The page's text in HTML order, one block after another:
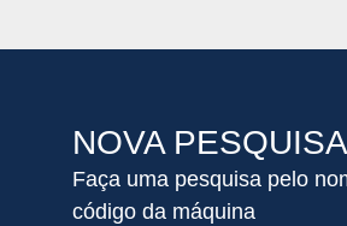
NOVA PESQUISA
Faça uma pesquisa pelo
código da máquina